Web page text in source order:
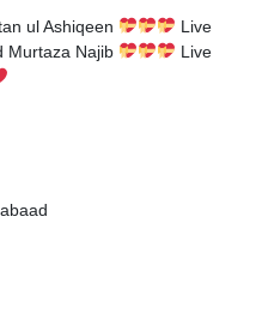
ul Ashiqeen
Live
Murtaza Najib
Live